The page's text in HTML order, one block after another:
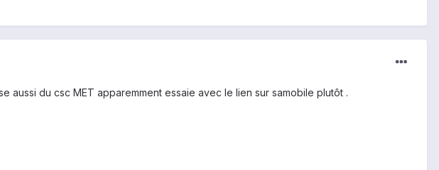
aussi du csc MET apparemment essaie avec le lien sur samobile plutôt .